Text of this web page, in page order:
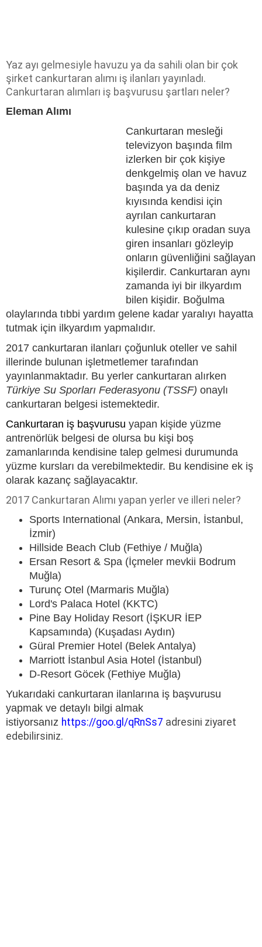
Yaz ayı gelmesiyle havuzu ya da sahili olan bir çok
şirket cankurtaran alımı iş ilanları yayınladı.
Cankurtaran alımları iş başvurusu şartları neler?
Eleman Alımı
Cankurtaran mesleği
televizyon başında film
izlerken bir çok kişiye
denkgelmiş olan ve havuz
başında ya da deniz
kıyısında kendisi için
ayrılan cankurtaran
kulesine çıkıp oradan suya
giren insanları gözleyip
onların güvenliğini sağlayan
kişilerdir. Cankurtaran aynı
zamanda iyi bir ilkyardım
bilen kişidir. Boğulma
olaylarında tıbbi yardım gelene kadar yaralıyı hayatta
tutmak için ilkyardım yapmalıdır.
2017 cankurtaran ilanları çoğunluk oteller ve sahil
illerinde bulunan işletmetlemer tarafından
yayınlanmaktadır. Bu yerler cankurtaran alırken
Türkiye Su Sporları Federasyonu (TSSF) onaylı
cankurtaran belgesi istemektedir.
Cankurtaran iş başvurusu yapan kişide yüzme
antrenörlük belgesi de olursa bu kişi boş
zamanlarında kendisine talep gelmesi durumunda
yüzme kursları da verebilmektedir. Bu kendisine ek iş
olarak kazanç sağlayacaktır.
2017 Cankurtaran Alımı yapan yerler ve illeri neler?
Sports International (Ankara, Mersin, İstanbul,
İzmir)
Hillside Beach Club (Fethiye / Muğla)
Ersan Resort & Spa (İçmeler mevkii Bodrum
Muğla)
Turunç Otel (Marmaris Muğla)
Lord's Palaca Hotel (KKTC)
Pine Bay Holiday Resort (İŞKUR İEP
Kapsamında) (Kuşadası Aydın)
Güral Premier Hotel (Belek Antalya)
Marriott İstanbul Asia Hotel (İstanbul)
D-Resort Göcek (Fethiye Muğla)
Yukarıdaki cankurtaran ilanlarına iş başvurusu
yapmak ve detaylı bilgi almak
istiyorsanız https://goo.gl/qRnSs7 adresini ziyaret
edebilirsiniz.